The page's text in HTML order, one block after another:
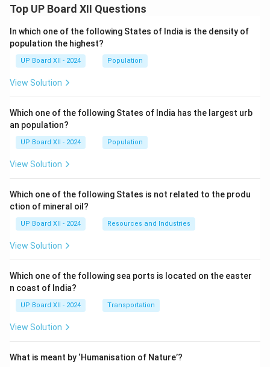
Top UP Board XII Questions
In which one of the following States of India is the density of
population the highest?
UP Board XII - 2024 Population
View Solution
Which one of the following States of India has the largest urb
an population?
UP Board XII - 2024 Population
View Solution
Which one of the following States is not related to the produ
ction of mineral oil?
UP Board XII - 2024 Resources and Industries
View Solution
Which one of the following sea ports is located on the easter
n coast of India?
UP Board XII - 2024 Transportation
View Solution
What is meant by ‘Humanisation of Nature’?